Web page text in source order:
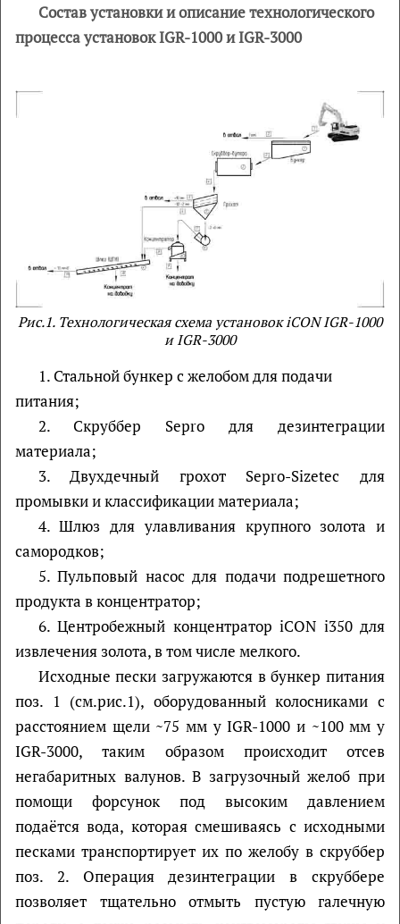
Состав установки и описание технологического
процесса установокIGR-1000 иIGR-3000
Рис.1. Технологическая схема установок iCON IGR-1000
и IGR-3000
1. Стальной бункер с желобом для подачи
питания;
2. Скруббер Sepro для дезинтеграции
материала;
3. Двухдечный грохот Sepro-Sizetec для
промывки и классификации материала;
4. Шлюз для улавливания крупного золота и
самородков;
5. Пульповый насос для подачи подрешетного
продукта в концентратор;
6. Центробежный концентратор iCON i350 для
извлечения золота, в том числе мелкого.
Исходные пески загружаются в бункер питания
поз. 1 (см.рис.1), оборудованный колосниками с
расстоянием щели ~75 мм у IGR-1000 и ~100 мм у
IGR-3000, таким образом происходит отсев
негабаритных валунов. В загрузочный желоб при
помощи форсунок под высоким давлением
подаётся вода, которая смешиваясь с исходными
песками транспортирует их по желобу в скруббер
поз. 2. Операция дезинтеграции в скруббере
позволяет тщательно отмыть пустую галечную